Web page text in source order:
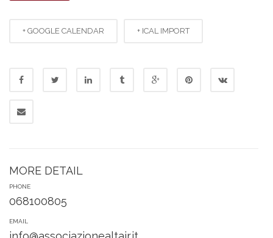
+ GOOGLE CALENDAR + ICAL IMPORT
MORE DETAIL
PHONE
068100805
EMAIL